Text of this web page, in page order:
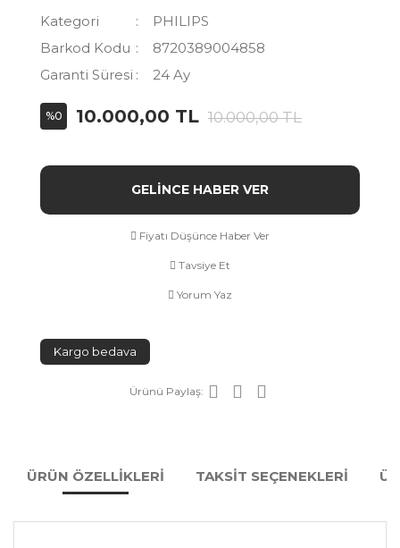
Kategori
PHILIPS
Barkod Kodu
8720389004858
Garanti Süresi
24 Ay
%0 10.000,00 TL 10.000,00 TL
GELİNCE HABER VER
Fiyatı Düşünce Haber Ver
Tavsiye Et
Yorum Yaz
Kargo bedava
Ürünü Paylaş:
ÜRÜN ÖZELLİKLERİ TAKSİT SEÇENEKLERİ